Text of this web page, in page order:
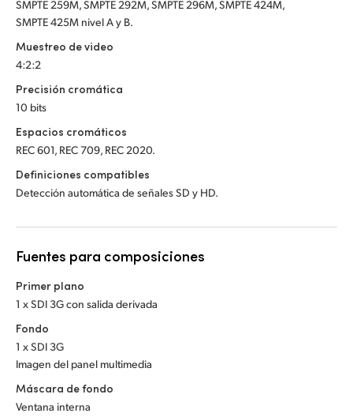
SMPTE 259M, SMPTE 292M, SMPTE 296M, SMPTE 424M,
SMPTE 425M nivel A y B.
Muestreo de video
4:2:2
Precisión cromática
10 bits
Espacios cromáticos
REC 601, REC 709, REC 2020.
Definiciones compatibles
Detección automática de señales SD y HD.
Fuentes para composiciones
Primer plano
1 x SDI 3G con salida derivada
Fondo
1 x SDI 3G
Imagen del panel multimedia
Máscara de fondo
Ventana interna